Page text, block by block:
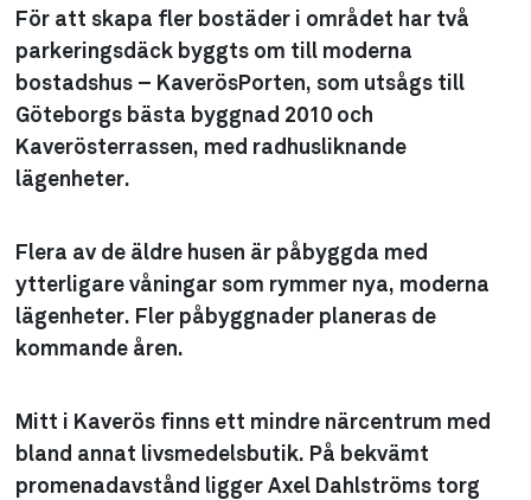
För att skapa fler bostäder i området har två
parkeringsdäck byggts om till moderna
bostadshus – KaverösPorten, som utsågs till
Göteborgs bästa byggnad 2010 och
Kaverösterrassen, med radhusliknande
lägenheter.
Flera av de äldre husen är påbyggda med
ytterligare våningar som rymmer nya, moderna
lägenheter. Fler påbyggnader planeras de
kommande åren.
Mitt i Kaverös finns ett mindre närcentrum med
bland annat livsmedelsbutik. På bekvämt
promenadavstånd ligger Axel Dahlströms torg